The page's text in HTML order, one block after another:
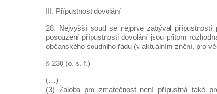
III. Přípustnost dovolání
28. Nejvyšší soud se nejprve zabýval přípustností
posouzení přípustnosti dovolání jsou přitom
občanského soudního řádu (v aktuálním znění, pro
§ 230 (o. s. ř.)
(…)
(3) Žaloba pro zmatečnost není přípustná také